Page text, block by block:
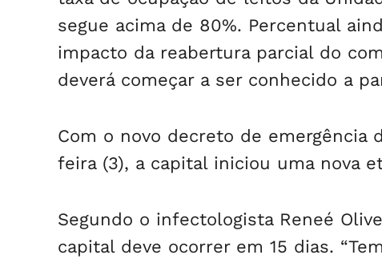
segue acima de 80%. Percentual
impacto da reabertura parcial do
deverá começar a ser conhecido a
Com o novo decreto de emergência
feira (3), a capital iniciou uma nova
Segundo o infectologista Reneé
capital deve ocorrer em 15 dias.